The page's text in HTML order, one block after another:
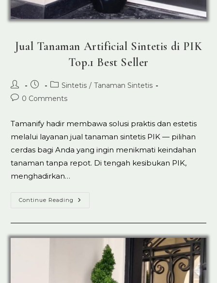
Jual Tanaman Artificial Sintetis di PIK
Top.1 Best Seller
Post
author:
Post
published:
Post
category:
Sintetis / Tanaman Sintetis
Post0 Comments
Tamanify hadir membawa solusi praktis dan estetis
melalui layanan jual tanaman sintetis PIK — pilihan
cerdas bagi Anda yang ingin menikmati keindahan
tanaman tanpa repot. Di tengah kesibukan PIK,
menghadirkan…
Continue Reading Jual
Sintetis
PIK